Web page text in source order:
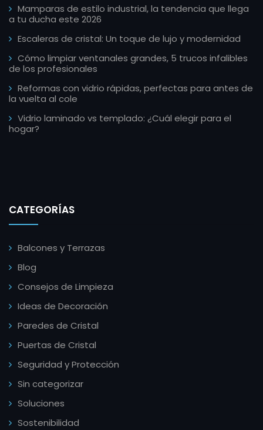
Mamparas de estilo industrial, la tendencia que llega
a tu ducha este 2026
Escaleras de cristal: Un toque de lujo y modernidad
Cómo limpiar ventanales grandes, 5 trucos infalibles
de los profesionales
Reformas con vidrio rápidas, perfectas para antes de
la vuelta al cole
Vidrio laminado vs templado: ¿Cuál elegir para el
hogar?
CATEGORÍAS
Balcones y Terrazas
Blog
Consejos de Limpieza
Ideas de Decoración
Paredes de Cristal
Puertas de Cristal
Seguridad y Protección
Sin categorizar
Soluciones
Sostenibilidad